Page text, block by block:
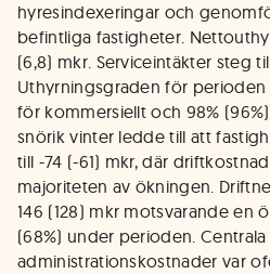
hyresindexeringar och
befintliga fastigheter.
(6,8) mkr. Serviceintäkter steg
Uthyrningsgraden för perioden
för kommersiellt och 98%
snörik vinter ledde till att
till -74 (-61) mkr, där
majoriteten av ökningen.
146 (128) mkr motsvarande en
(68%) under perioden. Centrala
administrationskostnader var